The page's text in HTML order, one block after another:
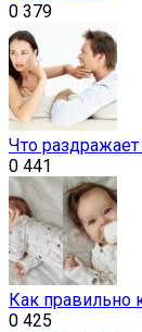
0 379
Что
0 441
Как правильно
0 425